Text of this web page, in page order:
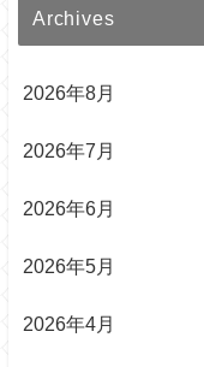
Archives
2026年8月
2026年7月
2026年6月
2026年5月
2026年4月